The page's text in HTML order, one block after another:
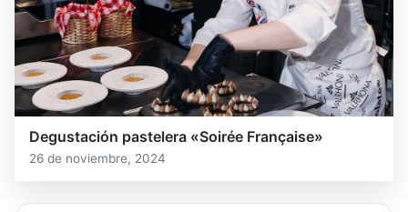
Degustación pastelera «Soirée Française»
26 de noviembre, 2024